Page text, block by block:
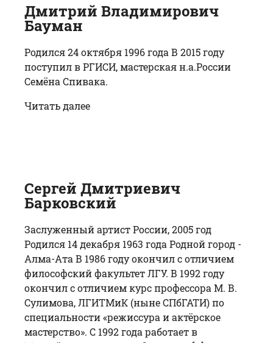
Дмитрий Владимирович
Бауман
Родился 24 октября 1996 года В 2015 году
поступил в РГИСИ, мастерская н.а.России
Семёна Спивака.
Читать далее
Сергей Дмитриевич
Барковский
Заслуженный артист России, 2005 год
Родился 14 декабря 1963 года Родной город -
Алма-Ата В 1986 году окончил с отличием
философский факультет ЛГУ. В 1992 году
окончил с отличием курс профессора М. В.
Сулимова, ЛГИТМиК (ныне СПбГАТИ) по
специальности «режиссура и актёрское
мастерство». С 1992 года работает в